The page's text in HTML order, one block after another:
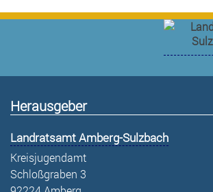
Herausgeber
Landratsamt Amberg-Sulzbach
Kreisjugendamt
Schloßgraben 3